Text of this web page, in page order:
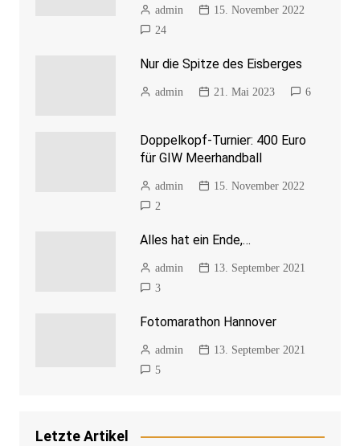
admin
15. November 2022
24
Nur die Spitze des Eisberges
admin 21. Mai 2023 6
Doppelkopf-Turnier: 400 Euro
für GIW Meerhandball
admin
15. November 2022
2
Alles hat ein Ende,…
admin
13. September 2021
3
Fotomarathon Hannover
admin
13. September 2021
5
Letzte Artikel